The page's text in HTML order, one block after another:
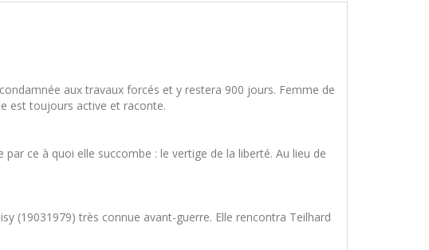
aux travaux forcés et y restera 900 jours. Femme de
est toujours active et raconte.
ce à quoi elle succombe : le vertige de la liberté. Au lieu de
(19031979) très connue avant-guerre. Elle rencontra Teilhard